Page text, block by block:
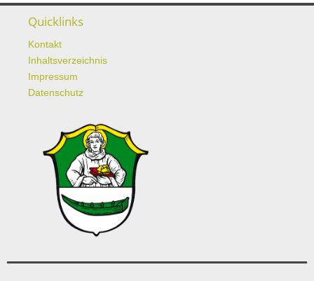
Quicklinks
Kontakt
Inhaltsverzeichnis
Impressum
Datenschutz